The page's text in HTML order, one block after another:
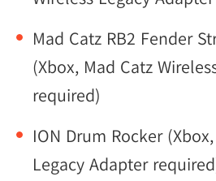
Mad Catz RB2 Fender
(Xbox, Mad Catz
required)
ION Drum Rocker
Legacy Adapter